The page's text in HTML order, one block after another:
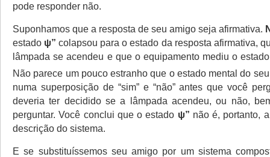
pode responder não.
Suponhamos que a resposta de seu amigo seja afirmativa.
estado ψ”colapsou para o estado da resposta afirmativa,
lâmpada se acendeu e que o equipamento mediu o
Não parece um pouco estranho que o estado mental do
numa superposição de “sim” e “não” antes que você
deveria ter decidido se a lâmpada acendeu, ou não,
perguntar. Você conclui que o estado ψ” não é, portanto,
descrição do sistema.
E se substituíssemos seu amigo por um sistema